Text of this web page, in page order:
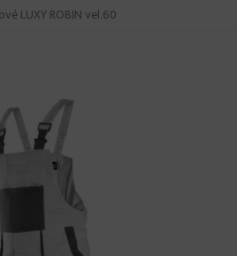
LUXY ROBIN vel.60